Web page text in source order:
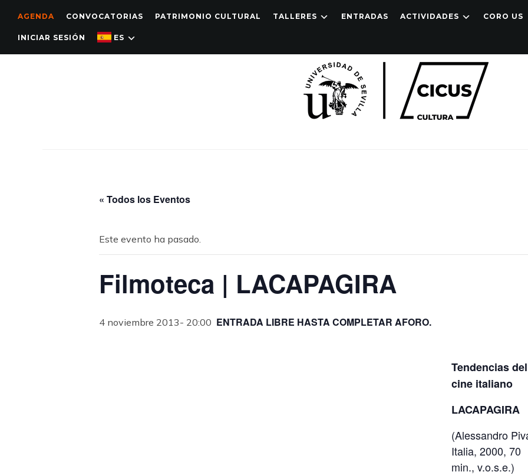
AGENDA CONVOCATORIAS PATRIMONIO CULTURAL TALLERES ENTRADAS ACTIVIDADES CORO US
INICIAR SESIÓN ES
« Todos los Eventos
Este evento ha pasado.
Filmoteca | LACAPAGIRA
4 noviembre 2013- 20:00 ENTRADA LIBRE HASTA COMPLETAR AFORO.
Tendencias del
cine italiano
LACAPAGIRA
(Alessandro
Italia, 2000, 70
min., v.o.s.e.)